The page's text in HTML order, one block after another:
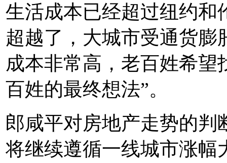
生活成本已经超过纽约和
超越了，大城市受通货膨
成本非常高，老百姓希
百姓的最终想法”。
郎咸平对房地产走势的判
将继续遵循一线城市涨幅